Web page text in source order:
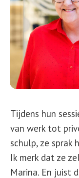
Tijdens hun
van werk tot
schulp, ze sprak
Ik merk dat ze
Marina. En juist